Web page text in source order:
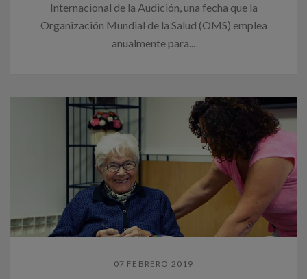
Internacional de la Audición, una fecha que la
Organización Mundial de la Salud (OMS) emplea
anualmente para...
07 FEBRERO 2019